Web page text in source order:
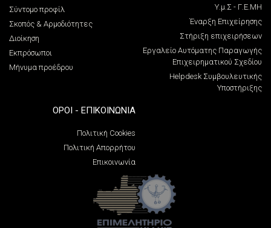
Σύντομο προφίλ
Σκοπός & Αρμοδιότητες
Διοίκηση
Εκπρόσωποι
Μήνυμα προέδρου
Υ.μ.Σ - Γ.Ε.ΜΗ
Έναρξη Επιχείρησης
Στήριξη επιχειρήσεων
Εργαλείο Αυτόματης Παραγωγής
Επιχειρηματικού Σχεδίου
Helpdesk Συμβουλευτικής
Υποστήριξης
ΌΡΟΙ - ΕΠΙΚΟΙΝΩΝΊΑ
Πολιτική Cookies
Πολιτική Απορρήτου
Επικοινωνία